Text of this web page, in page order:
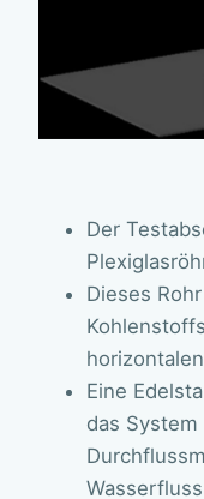
Der
Dieses
Eine
das